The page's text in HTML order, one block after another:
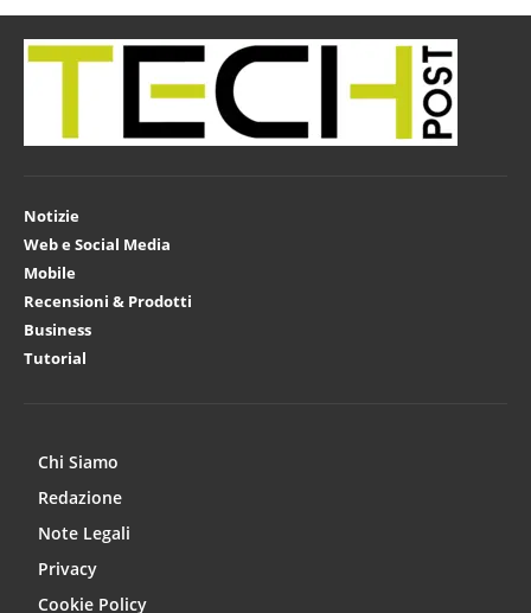
Notizie
Web e Social Media
Mobile
Recensioni & Prodotti
Business
Tutorial
Chi Siamo
Redazione
Note Legali
Privacy
Cookie Policy